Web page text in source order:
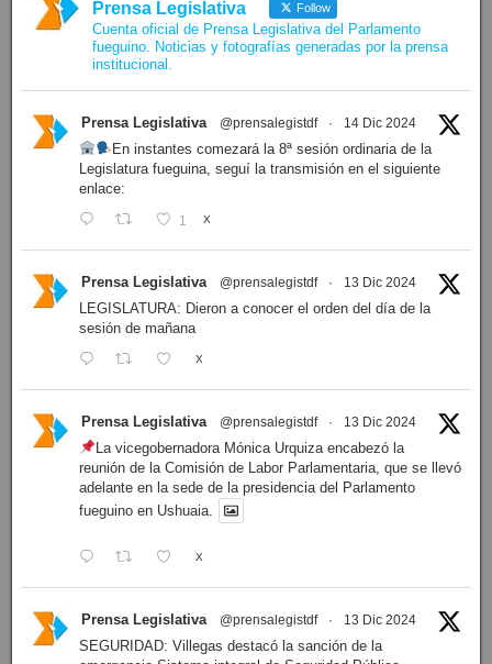
Prensa Legislativa Follow
Cuenta oficial de Prensa Legislativa del Parlamento
fueguino. Noticias y fotografías generadas por la prensa
institucional.
Prensa Legislativa @prensalegistdf · 14 Dic 2024
En instantes comezará la 8ª sesión ordinaria de la
Legislatura fueguina, seguí la transmisión en el siguiente
enlace:
1 X
Prensa Legislativa @prensalegistdf · 13 Dic 2024
LEGISLATURA: Dieron a conocer el orden del día de la
sesión de mañana
X
Prensa Legislativa @prensalegistdf · 13 Dic 2024
La vicegobernadora Mónica Urquiza encabezó la
reunión de la Comisión de Labor Parlamentaria, que se llevó
adelante en la sede de la presidencia del Parlamento
fueguino en Ushuaia.
X
Prensa Legislativa @prensalegistdf · 13 Dic 2024
SEGURIDAD: Villegas destacó la sanción de la